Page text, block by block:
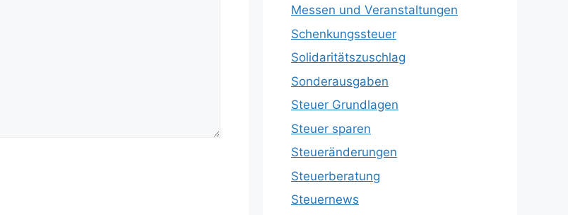
Messen und Veranstaltungen
Schenkungssteuer
Solidaritätszuschlag
Sonderausgaben
Steuer Grundlagen
Steuer sparen
Steueränderungen
Steuerberatung
Steuernews